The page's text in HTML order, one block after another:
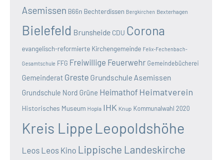
Asemissen B66n Bechterdissen Bergkirchen Bexterhagen
Bielefeld Brunsheide CDU Corona
evangelisch-reformierte Kirchengemeinde Felix-Fechenbach-
Gesamtschule FFG Freiwillige Feuerwehr Gemeindebücherei
Gemeinderat Greste Grundschule Asemissen
Grundschule Nord Grüne Heimathof Heimatverein
Historisches Museum Hopla IHK Knup Kommunalwahl 2020
Kreis Lippe Leopoldshöhe
Leos Leos Kino Lippische Landeskirche